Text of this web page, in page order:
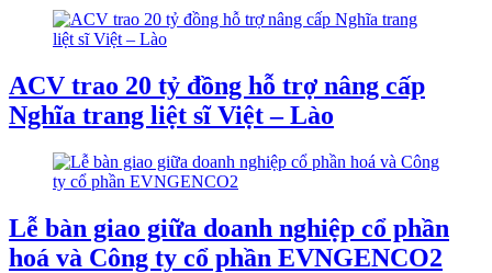
ACV trao 20 tỷ đồng hỗ trợ nâng cấp
Nghĩa trang liệt sĩ Việt – Lào
Lễ bàn giao giữa doanh nghiệp cổ phần
hoá và Công ty cổ phần EVNGENCO2